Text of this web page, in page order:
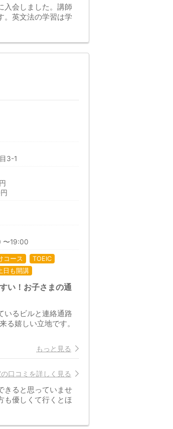
入会しました。講師
。英文法の学習は学
3-1
〜19:00
コース
TOEIC
日も開講
い！お子さまの通
いるビルと連絡通路
る嬉しい立地です。
もっと見る
口コミを詳しく見る
きると思っていませ
も優しくて行くとほ